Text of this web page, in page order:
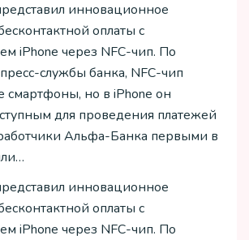
инновационное
оплаты с
iPhone через NFC-чип. По
службы банка, NFC-чип
смартфоны, но в iPhone он
для проведения платежей
Альфа-Банка первыми в
инновационное
оплаты с
iPhone через NFC-чип. По